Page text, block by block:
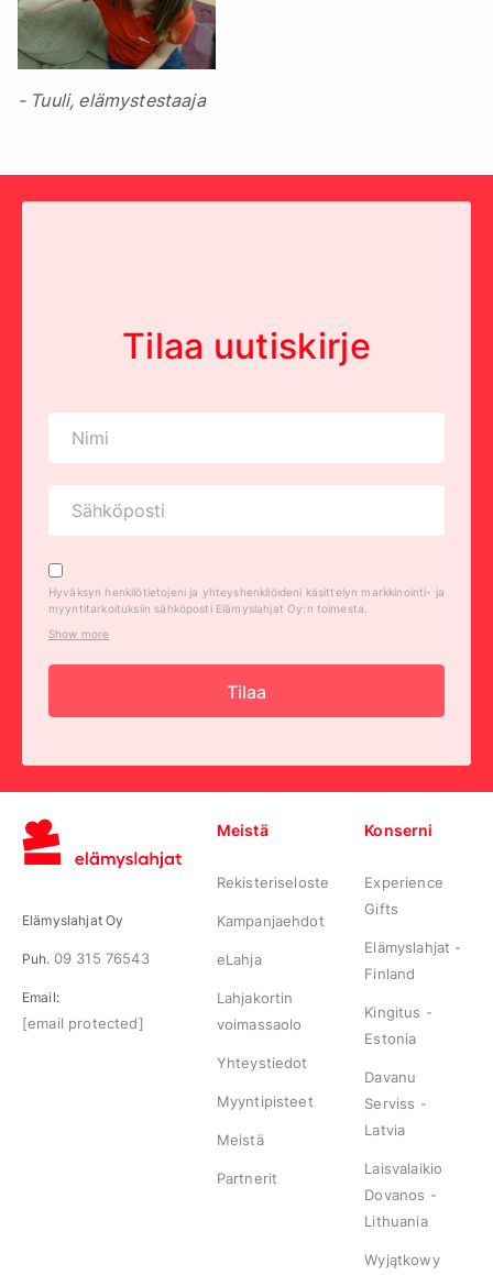
- Tuuli, elämystestaaja
Tilaa uutiskirje
Hyväksyn henkilötietojeni ja yhteyshenkilöideni käsittelyn markkinointi- ja
myyntitarkoituksiin sähköposti Elämyslahjat Oy:n toimesta.
Show more
Tilaa
Elämyslahjat Oy
Puh. 09 315 76543
Email:
[email protected]
Meistä
Rekisteriseloste
Kampanjaehdot
eLahja
Lahjakortin
voimassaolo
Yhteystiedot
Myyntipisteet
Meistä
Partnerit
Konserni
Experience
Gifts
Elämyslahjat -
Finland
Kingitus -
Estonia
Davanu
Serviss -
Latvia
Laisvalaikio
Dovanos -
Lithuania
Wyjątkowy